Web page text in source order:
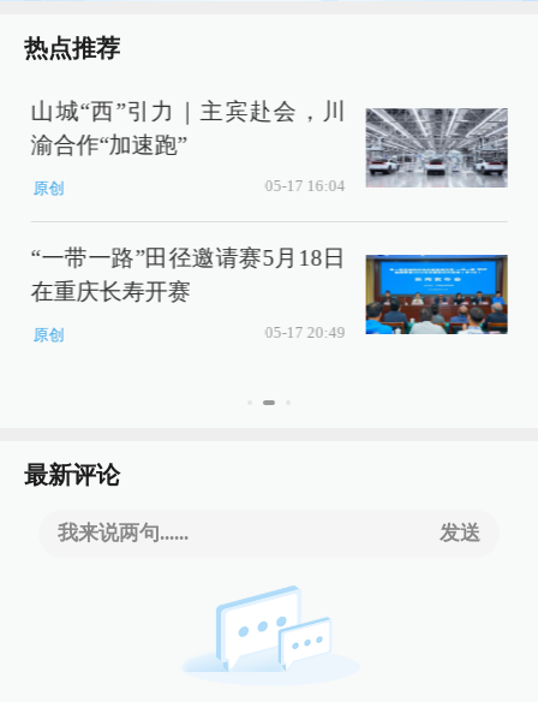
热点推荐
山城“西”引力｜主宾赴会，川
渝合作“加速跑”
原创 05-17 16:04
“一带一路”田径邀请赛5月18日
在重庆长寿开赛
原创 05-17 20:49
最新评论
我来说两句...... 发送